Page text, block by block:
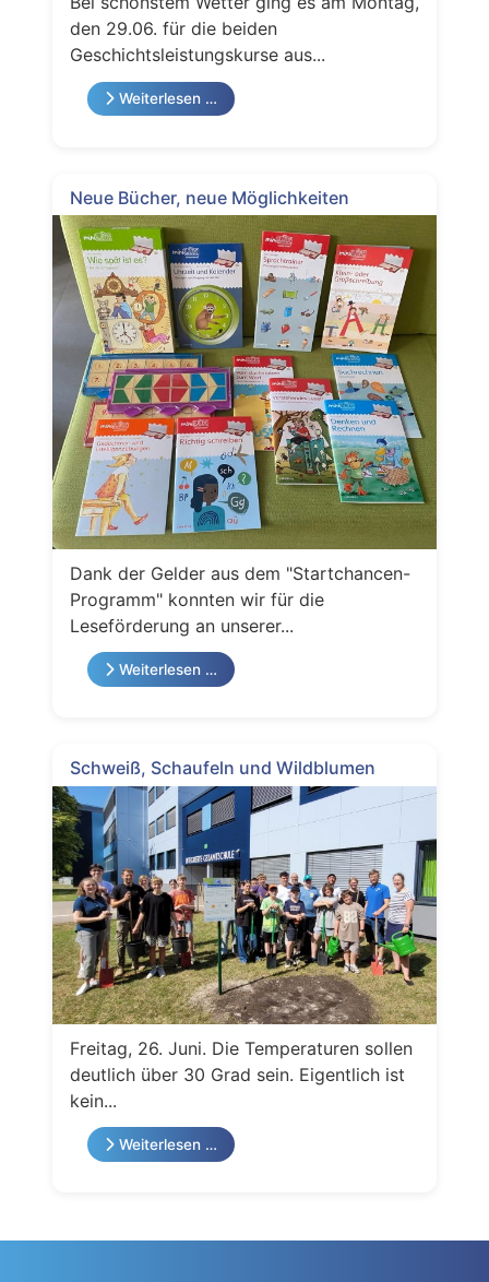
den 29.06. für die beiden
Geschichtsleistungskurse aus...
Weiterlesen …
Neue Bücher, neue Möglichkeiten
Dank der Gelder aus dem "Startchancen-
Programm" konnten wir für die
Leseförderung an unserer...
Weiterlesen …
Schweiß, Schaufeln und Wildblumen
Freitag, 26. Juni. Die Temperaturen sollen
deutlich über 30 Grad sein. Eigentlich ist
kein...
Weiterlesen …